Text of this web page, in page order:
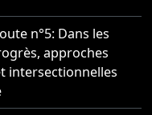
n°5: Dans les
approches
intersectionnelles